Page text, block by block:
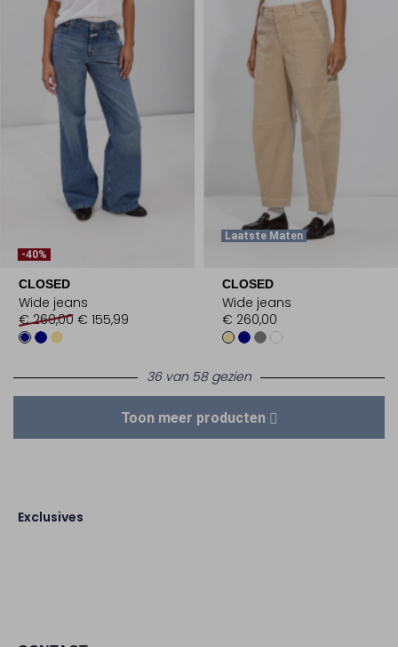
-40%
CLOSED
Wide jeans
€ 260,00 € 155,99
Laatste Maten
CLOSED
Wide jeans
€ 260,00
36 van 58 gezien
Toon meer producten
Exclusives